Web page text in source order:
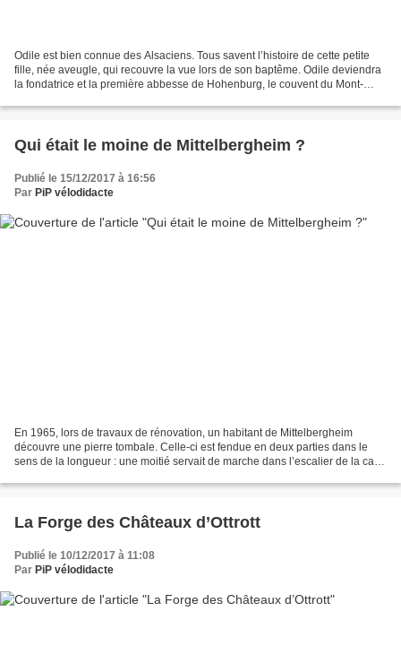
Odile est bien connue des Alsaciens. Tous savent l’histoire de cette petite
fille, née aveugle, qui recouvre la vue lors de son baptême. Odile deviendra
la fondatrice et la première abbesse de Hohenburg, le couvent du Mont-
Qui était le moine de Mittelbergheim ?
Publié le 15/12/2017 à 16:56
Par PiP vélodidacte
En 1965, lors de travaux de rénovation, un habitant de Mittelbergheim
découvre une pierre tombale. Celle-ci est fendue en deux parties dans le
sens de la longueur : une moitié servait de marche dans l’escalier de la cave
La Forge des Châteaux d’Ottrott
Publié le 10/12/2017 à 11:08
Par PiP vélodidacte